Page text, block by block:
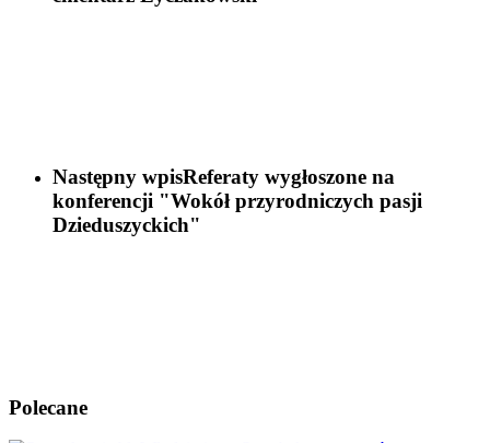
Następny wpisReferaty wygłoszone na
konferencji "Wokół przyrodniczych pasji
Dzieduszyckich"
Polecane